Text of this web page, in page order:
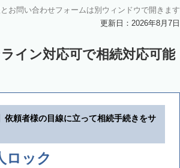
お問い合わせフォームは別ウィンドウで開きます
更新日：2026年8月7日
イン対応可で相続対応可能
依頼者様の目線に立って相続手続きをサ
ロック